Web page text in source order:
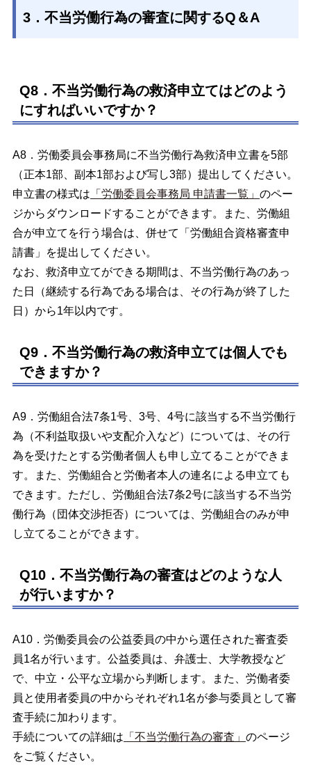
3．不当労働行為の審査に関するQ＆A
Q8．不当労働行為の救済申立てはどのよう
にすればいいですか？
A8．労働委員会事務局に不当労働行為救済申立書を5部
（正本1部、副本1部および写し3部）提出してください。
申立書の様式は 「労働委員会事務局 申請書一覧」 のペー
ジからダウンロードすることができます。また、労働組
合が申立てを行う場合は、併せて「労働組合資格審査申
請書」を提出してください。
なお、救済申立てができる期間は、不当労働行為のあっ
た日（継続する行為である場合は、その行為が終了した
日）から1年以内です。
Q9．不当労働行為の救済申立ては個人でも
できますか？
A9．労働組合法7条1号、3号、4号に該当する不当労働行
為（不利益取扱いや支配介入など）については、その行
為を受けたとする労働者個人も申し立てることができま
す。また、労働組合と労働者本人の連名による申立ても
できます。ただし、労働組合法7条2号に該当する不当労
働行為（団体交渉拒否）については、労働組合のみが申
し立てることができます。
Q10．不当労働行為の審査はどのような人
が行いますか？
A10．労働委員会の公益委員の中から選任された審査委
員1名が行います。公益委員は、弁護士、大学教授など
で、中立・公平な立場から判断します。また、労働者委
員と使用者委員の中からそれぞれ1名が参与委員として審
査手続に加わります。
手続についての詳細は 「不当労働行為の審査」 のページ
をご覧ください。